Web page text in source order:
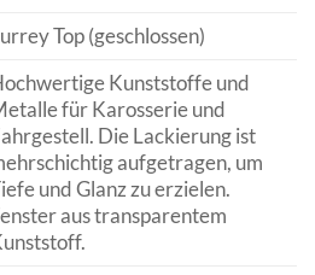
Top (geschlossen)
Kunststoffe und
für Karosserie und
Die Lackierung ist
aufgetragen, um
und Glanz zu erzielen.
aus transparentem